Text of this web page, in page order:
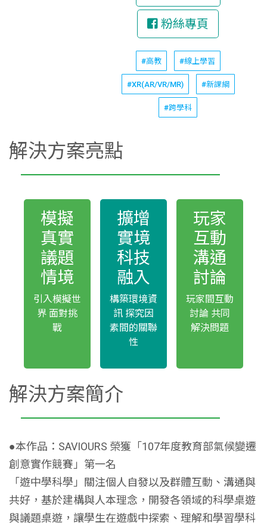
粉絲專頁
#高教 #線上學習
#XR(AR/VR/MR) #新課綱
#跨學科
解決方案亮點
模擬
真實
議題
情境
引入模擬世
界 面對挑
戰
擴增
實境
科技
融入
構築環境資
訊 探究因
素間的關聯
性
玩家
互動
溝通
討論
玩家間互動
討論 共同
解決問題
解決方案簡介
●本作品：SAVIOURS 榮獲「107年度教育部氣候變遷
創意實作競賽」第一名
「遊中學科學」關注個人自發以及群體互動、溝通與
共好，基於建構與人本理念，開發各領域的科學桌遊
與議題桌遊，讓學生在遊戲中探索、理解和學習學科